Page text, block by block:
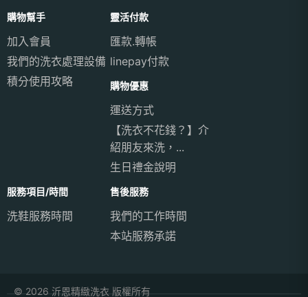
購物幫手
加入會員
我們的洗衣處理設備
積分使用攻略
靈活付款
匯款.轉帳
linepay付款
購物優惠
運送方式
【洗衣不花錢？】介
紹朋友來洗，...
生日禮金說明
服務項目/時間
洗鞋服務時間
售後服務
我們的工作時間
本站服務承諾
© 2026 沂恩精緻洗衣 版權所有